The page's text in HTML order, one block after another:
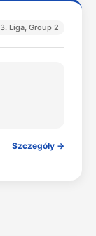
Liga, Group 2
Szczegóły →